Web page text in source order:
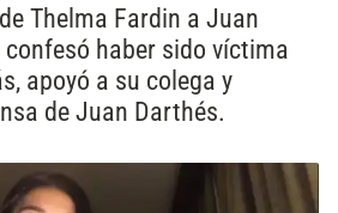
Thelma Fardin a Juan
haber sido víctima
apoyó a su colega y
de Juan Darthés.